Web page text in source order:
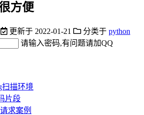
方便
更新于 2022-01-21 分类于 python
请输入密码,有问题请加QQ
扫描环境
片段
求案例